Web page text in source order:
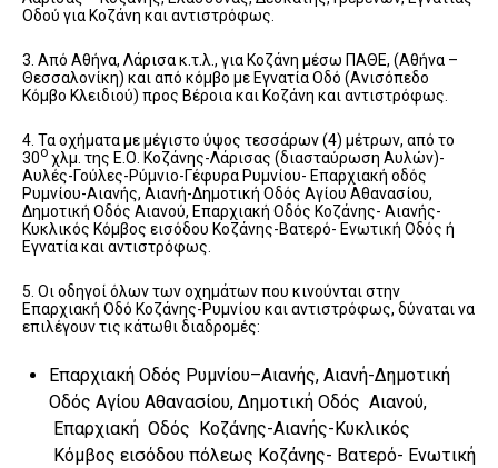
Οδού για Κοζάνη και αντιστρόφως.
3. Από Αθήνα, Λάρισα κ.τ.λ., για Κοζάνη μέσω ΠΑΘΕ, (Αθήνα –
Θεσσαλονίκη) και από κόμβο με Εγνατία Οδό (Ανισόπεδο
Κόμβο Κλειδιού) προς Βέροια και Κοζάνη και αντιστρόφως.
4. Τα οχήματα με μέγιστο ύψος τεσσάρων (4) μέτρων, από το
30ο χλμ. της Ε.Ο. Κοζάνης-Λάρισας (διασταύρωση Αυλών)-
Αυλές-Γούλες-Ρύμνιο-Γέφυρα Ρυμνίου- Επαρχιακή οδός
Ρυμνίου-Αιανής, Αιανή-Δημοτική Οδός Αγίου Αθανασίου,
Δημοτική Οδός Αιανού, Επαρχιακή Οδός Κοζάνης- Αιανής-
Κυκλικός Κόμβος εισόδου Κοζάνης-Βατερό- Ενωτική Οδός ή
Εγνατία και αντιστρόφως.
5. Οι οδηγοί όλων των οχημάτων που κινούνται στην
Επαρχιακή Οδό Κοζάνης-Ρυμνίου και αντιστρόφως, δύναται να
επιλέγουν τις κάτωθι διαδρομές:
Επαρχιακή Οδός Ρυμνίου–Αιανής, Αιανή-Δημοτική
Οδός Αγίου Αθανασίου, Δημοτική Οδός Αιανού,
Επαρχιακή Οδός Κοζάνης-Αιανής-Κυκλικός
Κόμβος εισόδου πόλεως Κοζάνης- Βατερό- Ενωτική